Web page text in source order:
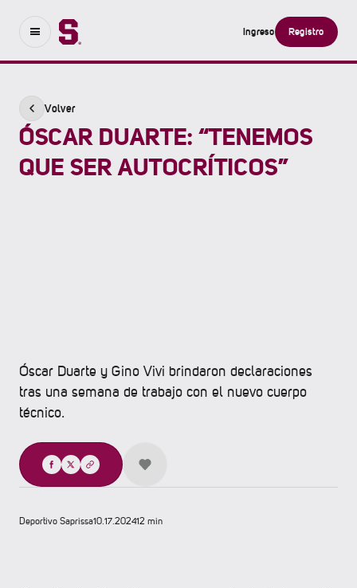
Ingreso Registro
Volver
ÓSCAR DUARTE: “TENEMOS
QUE SER AUTOCRÍTICOS”
Óscar Duarte y Gino Vivi brindaron declaraciones
tras una semana de trabajo con el nuevo cuerpo
técnico.
Compartir
Deportivo Saprissa10.17.202412 min